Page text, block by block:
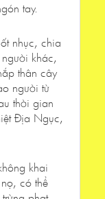
tay.
nhục, chia
khác,
thân cây
người từ
thời gian
Địa Ngục,
khai
có thể